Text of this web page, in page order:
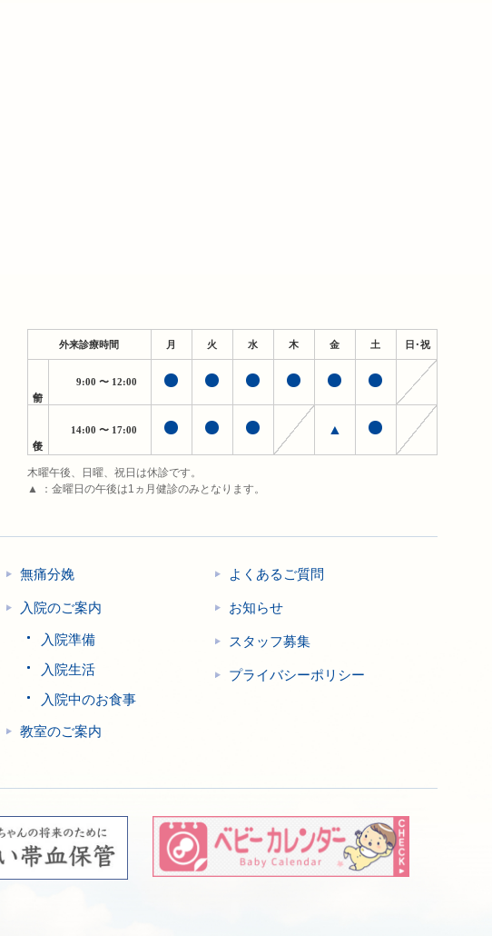
外来診療時間 月 火 水 木 金 土 日・祝
9:00 〜 12:00
14:00 〜 17:00 ▲
木曜午後、日曜、祝日は休診です。
▲ ：金曜日の午後は1ヵ月健診のみとなります。
無痛分娩
入院のご案内
入院準備
入院生活
入院中のお食事
教室のご案内
よくあるご質問
お知らせ
スタッフ募集
プライバシーポリシー